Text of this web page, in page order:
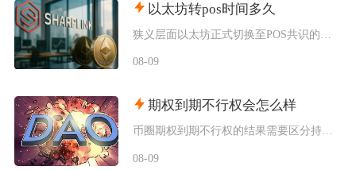
以太坊转pos时间多久
08-09
期权到期不行权会怎么样
币圈期权到期不行权的结果需要区分持仓身份与期权实虚值状态，买方持有虚值期权到期放弃行权，合
08-09